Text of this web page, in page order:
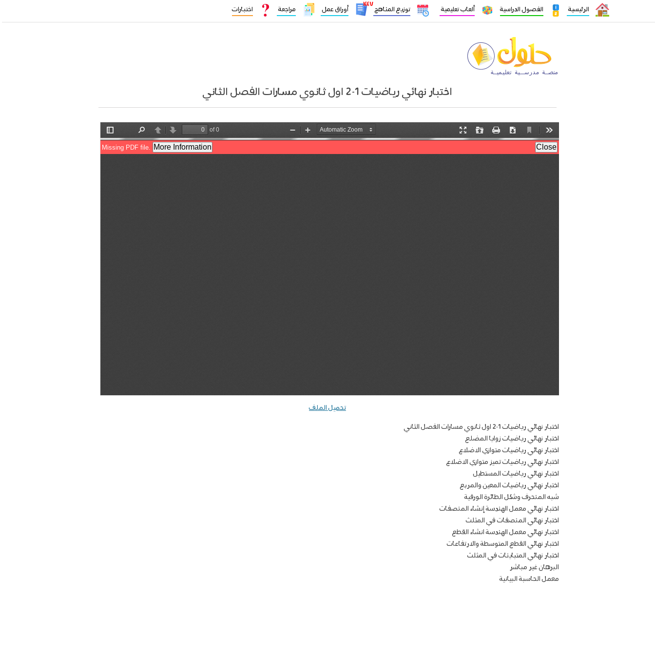
الرئيسية الفصول الدراسية ألعاب تعليمية توزيع المناهج
١٤٤٧
أوراق عمل مراجعة اختبارات
اختبار نهائي رياضيات 1-2 اول ثانوي مسارات الفصل الثاني
تحميل الملف
اختبار نهائي رياضيات 1-2 اول ثانوي مسارات الفصل الثاني
اختبار نهائي رياضيات زوايا المضلع
اختبار نهائي رياضيات متوازي الاضلاع
اختبار نهائي رياضيات تميز متوازي الاضلاع
اختبار نهائي رياضيات المستطيل
اختبار نهائي رياضيات المعين والمربع
شبه المنحرف وشكل الطائرة الورقية
اختبار نهائي معمل الهندسة إنشاء المنصفات
اختبار نهائي المنصفات في المثلث
اختبار نهائي معمل الهندسة انشاء القطع
اختبار نهائي القطع المتوسطة والارتفاعات
اختبار نهائي المتباينات في المثلث
البرهان غير مباشر
معمل الحاسبة البيانية